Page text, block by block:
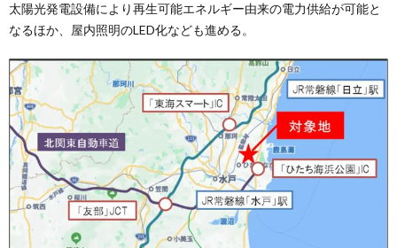
太陽光発電設備により再生可能エネルギー由来の電力供給が可能と
なるほか、屋内照明のLED化なども進める。